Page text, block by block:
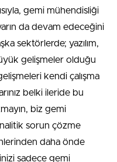
gemi mühendisliği
da devam edeceğini
sektörlerde; yazılım,
gelişmeler olduğu
kendi çalışma
belki ileride bu
biz gemi
sorun çözme
daha önde
sadece gemi